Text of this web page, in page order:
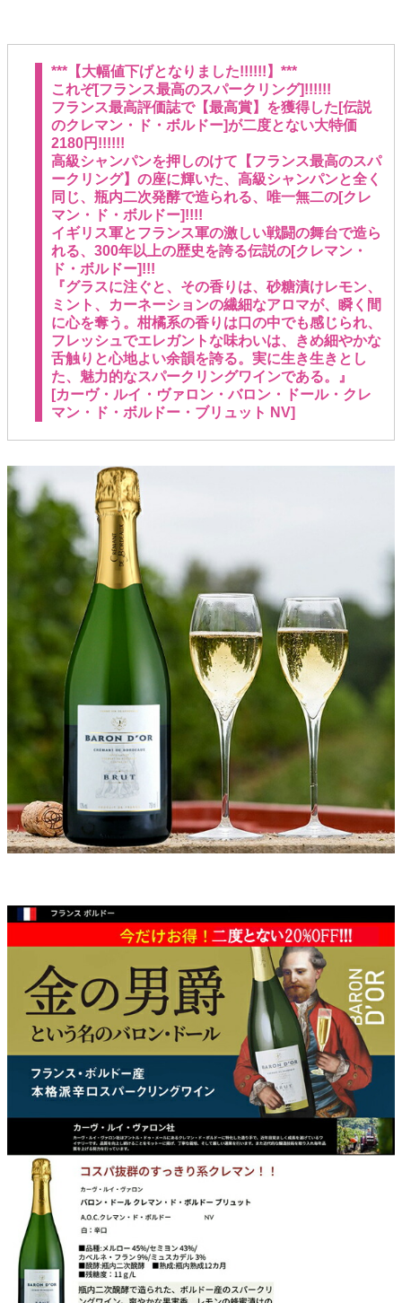
***【大幅値下げとなりました!!!!!!】***
これぞ[フランス最高のスパークリング]!!!!!!
フランス最高評価誌で【最高賞】を獲得した[伝説
のクレマン・ド・ボルドー]が二度とない大特価
2180円!!!!!!
高級シャンパンを押しのけて【フランス最高のスパ
ークリング】の座に輝いた、高級シャンパンと全く
同じ、瓶内二次発酵で造られる、唯一無二の[クレ
マン・ド・ボルドー]!!!!
イギリス軍とフランス軍の激しい戦闘の舞台で造ら
れる、300年以上の歴史を誇る伝説の[クレマン・
ド・ボルドー]!!!
『グラスに注ぐと、その香りは、砂糖漬けレモン、
ミント、カーネーションの繊細なアロマが、瞬く間
に心を奪う。柑橘系の香りは口の中でも感じられ、
フレッシュでエレガントな味わいは、きめ細やかな
舌触りと心地よい余韻を誇る。実に生き生きとし
た、魅力的なスパークリングワインである。』
[カーヴ・ルイ・ヴァロン・バロン・ドール・クレ
マン・ド・ボルドー・ブリュット NV]